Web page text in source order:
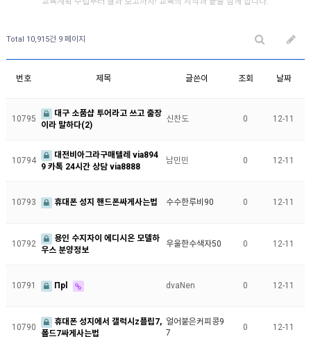
Total 10,915건 9 페이지
번호 제목 글쓴이 조회 날짜
10795
대구 소품샵 투어라고 쓰고 출장
이라 말하다(2)
신찬도 0 12-11
10794
대전비아그라구매텔레 via894
9 카톡 24시간 상담 via8888
남민민 0 12-11
10793 휴대폰 성지 핸드폰싸게사는법 수수한루비90 0 12-11
10792
용인 수지자이 에디시온 모델하
우스 분양정보
우울한수색자50 0 12-11
10791 Прl dvaNen 0 12-11
10790
휴대폰 성지에서 갤럭시z플립7,
폴드7싸게사는법
얼어붙은커피콩9
7
0 12-11